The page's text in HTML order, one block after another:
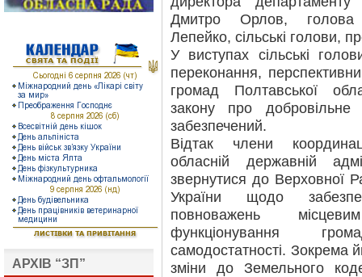
АРХІВ “ЗП”
Дмитро Орлов, голова
Лепейко, сільські голови,
У виступах сільські
переконання,
громад Полтавської
закону про добровільне
забезпечений.
Відтак члени
обласній державній
звернутися до Верховної
України щодо
повноважень
функціонування
самодостатності. Зокрема
зміни до Земельного